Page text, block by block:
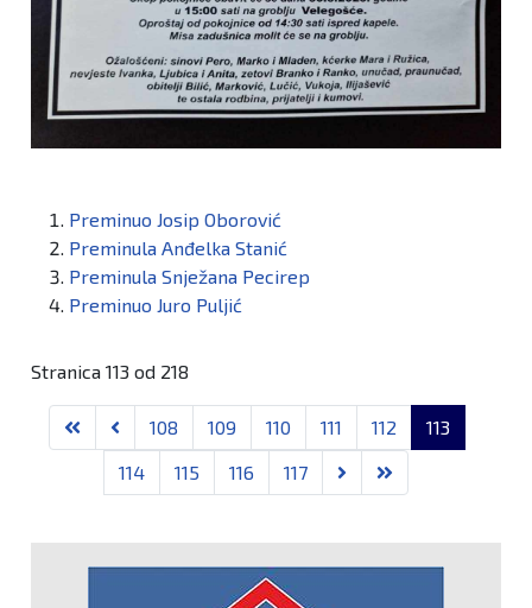
Preminuo Josip Oborović
Preminula Anđelka Stanić
Preminula Snježana Pecirep
Preminuo Juro Puljić
Stranica 113 od 218
108 109 110 111 112
113
114
115 116 117